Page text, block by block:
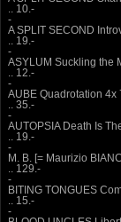
.. 10.-
-
A SPLIT SECOND
.. 19.-
-
ASYLUM Suckling the
.. 12.-
-
AUBE Quadrotation 4x
.. 35.-
-
AUTOPSIA Death Is
.. 19.-
-
M. B. [= Maurizio
.. 129.-
-
BITING TONGUES
.. 15.-
-